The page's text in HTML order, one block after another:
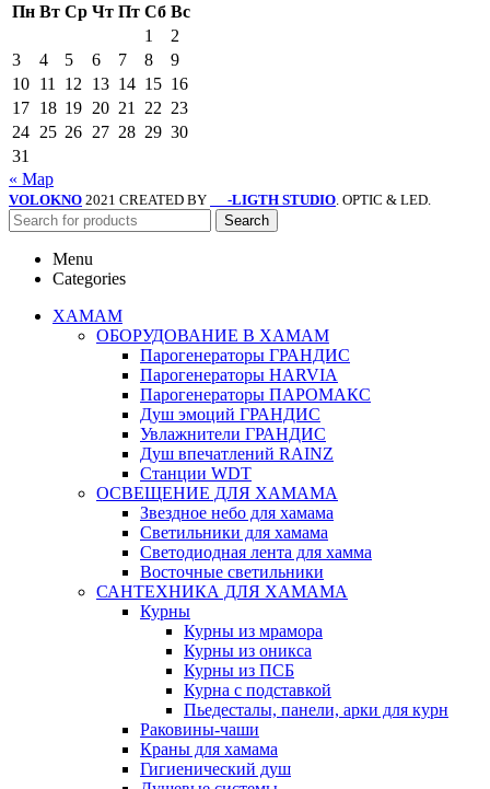
Пн Вт Ср Чт Пт Сб Вс
1
2
3
4 5 6 7 8
9
10 11 12 13 14 15 16
17 18 19 20 21 22 23
24 25 26 27 28 29 30
31
« Мар
VOLOKNO 2021 CREATED BY -LIGTH STUDIO. OPTIC & LED.
Search
Menu
Categories
ХАМАМ
ОБОРУДОВАНИЕ В ХАМАМ
Парогенераторы ГРАНДИС
Парогенераторы HARVIA
Парогенераторы ПАРОМАКС
Душ эмоций ГРАНДИС
Увлажнители ГРАНДИС
Душ впечатлений RAINZ
Станции WDT
ОСВЕЩЕНИЕ ДЛЯ ХАМАМА
Звездное небо для хамама
Светильники для хамама
Светодиодная лента для хамма
Восточные светильники
САНТЕХНИКА ДЛЯ ХАМАМА
Курны
Курны из мрамора
Курны из оникса
Курны из ПСБ
Курна с подставкой
Пьедесталы, панели, арки для курн
Раковины-чаши
Краны для хамама
Гигиенический душ